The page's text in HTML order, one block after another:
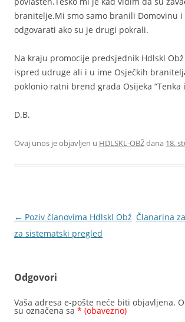
branitelje.Mi smo samo branili Domovinu i
odgovarati ako su je drugi pokrali.
Na kraju promocije predsjednik Hdlskl
ispred udruge ali i u ime Osječkih
poklonio ratni brend grada Osijeka “Tenka
D.B.
Ovaj unos je objavljen u HDLSKL-OBŽdana 18.
Navigacija
objava
← Poziv članovima Hdlskl Obž
za sistematski pregled
Članarina
Odgovori
Vaša adresa e-pošte neće biti objavljena.
su označena sa * (obavezno)